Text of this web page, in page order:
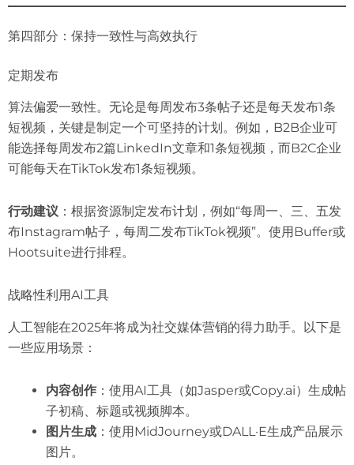
第四部分：保持一致性与高效执行
定期发布
算法偏爱一致性。无论是每周发布3条帖子还是每天发布1条
短视频，关键是制定一个可坚持的计划。例如，B2B企业可
能选择每周发布2篇LinkedIn文章和1条短视频，而B2C企业
可能每天在TikTok发布1条短视频。
行动建议 ：根据资源制定发布计划，例如“每周一、三、五发
布Instagram帖子，每周二发布TikTok视频”。使用Buffer或
Hootsuite进行排程。
战略性利用AI工具
人工智能在2025年将成为社交媒体营销的得力助手。以下是
一些应用场景：
内容创作 ：使用AI工具（如Jasper或Copy.ai）生成帖
子初稿、标题或视频脚本。
图片生成 ：使用MidJourney或DALL·E生成产品展示
图片。